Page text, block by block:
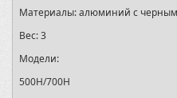
Материалы:алюминий с
Вес:3
Модели:
500H/700H